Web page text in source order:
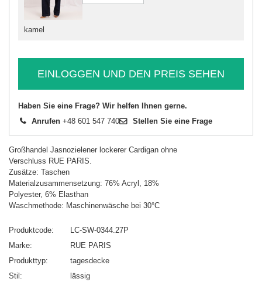
kamel
EINLOGGEN UND DEN PREIS SEHEN
Haben Sie eine Frage? Wir helfen Ihnen gerne.
Anrufen +48 601 547 740 Stellen Sie eine Frage
Großhandel Jasnozielener lockerer Cardigan ohne
Verschluss RUE PARIS.
Zusätze: Taschen
Materialzusammensetzung: 76% Acryl, 18%
Polyester, 6% Elasthan
Waschmethode: Maschinenwäsche bei 30°C
Produktcode
LC-SW-0344.27P
Marke
RUE PARIS
Produkttyp
tagesdecke
Stil
lässig